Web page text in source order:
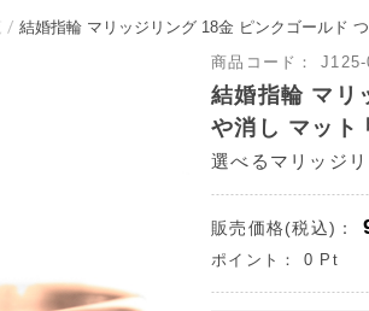
結婚指輪 マリッジリング 18金 ピンクゴールド
商品コード：
結婚指輪 マリ
や消し マット
選べるマリッジ
販売価格(税込)：
ポイント： 0 Pt